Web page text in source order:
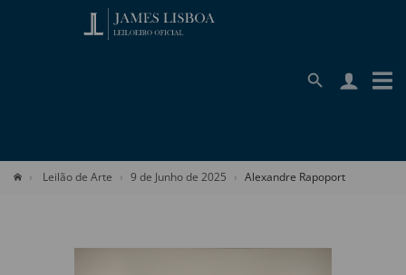
Leilão de Arte 9 de Junho de 2025 Alexandre Rapoport